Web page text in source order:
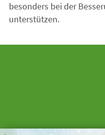
besonders bei der
unterstützen.